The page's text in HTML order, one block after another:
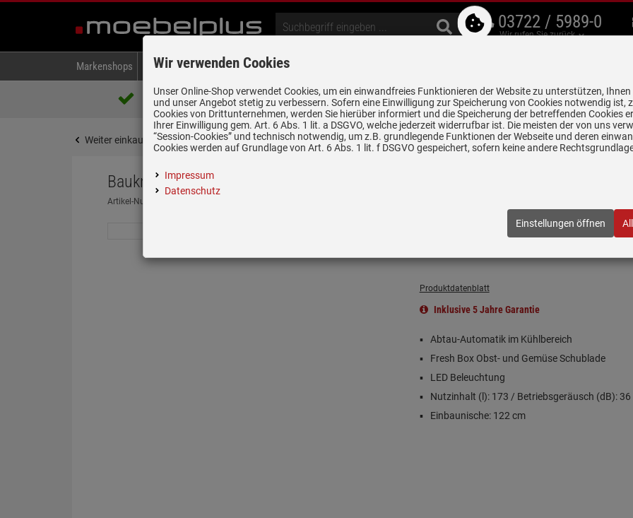
03722 / 5989-0
Wir rufen Sie zurück
Markenshops Backen & Kochen Kühlen & Gefrieren
Über 85.000 positive Bewertungen
auf eBay, Amazon und Trusted Shops
5 Jahre Garantie auf
alle gekennzeichneten Produkte
Weiter einkaufen Startseite Kühlen & Gefrieren Einbaukühlschränke / Kühl- Gefrierkombinationen Bauknecht KDI
Bauknecht KDI 12S2 Einbau-Kühl-Gefrierkombination
Artikel-Nummer:
Produktdatenblatt
Inklusive 5 Jahre Garantie
Abtau-Automatik im Kühlbereich
Fresh Box Obst- und Gemüse Schublade
LED Beleuchtung
Nutzinhalt (l): 173 / Betriebsgeräusch (dB): 36
Einbaunische: 122 cm
Wir verwenden Cookies
Unser Online-Shop verwendet Cookies, um ein einwandfreies Funktionieren der Website zu unterstützen,
und unser Angebot stetig zu verbessern. Sofern eine Einwilligung zur Speicherung von Cookies notwendig ist,
Cookies von Drittunternehmen, werden Sie hierüber informiert und die Speicherung der betreffenden Cookies
Ihrer Einwilligung gem. Art. 6 Abs. 1 lit. a DSGVO, welche jederzeit widerrufbar ist. Die meisten der von uns
“Session-Cookies” und technisch notwendig, um z.B. grundlegende Funktionen der Webseite und deren
Cookies werden auf Grundlage von Art. 6 Abs. 1 lit. f DSGVO gespeichert, sofern keine andere
Impressum
Datenschutz
Einstellungen öffnen